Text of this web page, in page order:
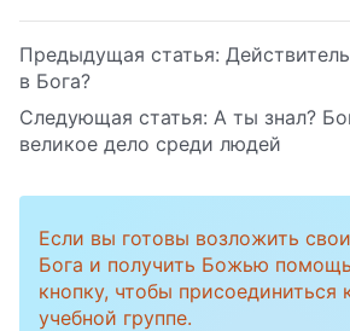
Предыдущая статья:
в Бога?
Следующая статья: А ты знал?
великое дело среди людей
Если вы готовы возложить
Бога и получить Божью
кнопку, чтобы присоединиться
учебной группе.